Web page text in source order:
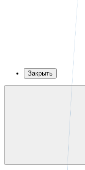
Закрыть